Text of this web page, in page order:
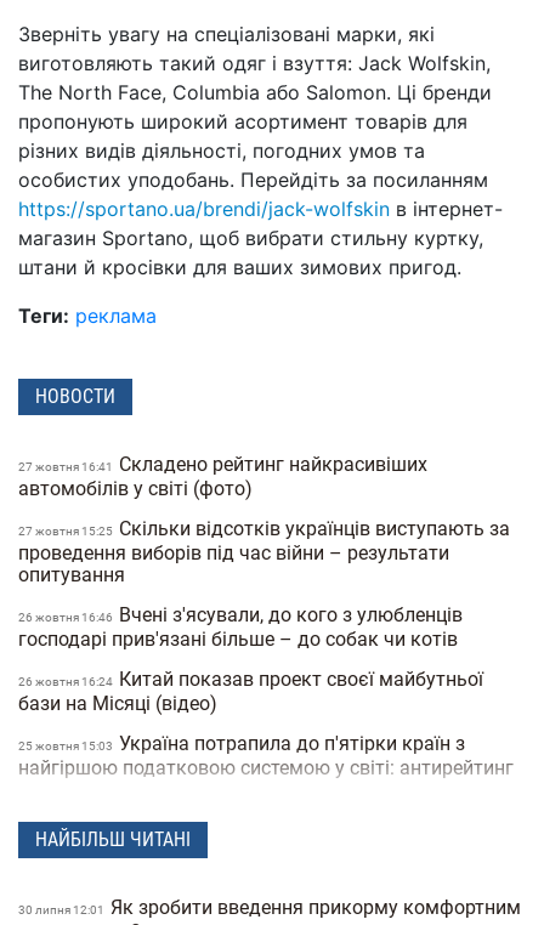
Зверніть увагу на спеціалізовані марки, які
виготовляють такий одяг і взуття: Jack Wolfskin,
The North Face, Columbia або Salomon. Ці бренди
пропонують широкий асортимент товарів для
різних видів діяльності, погодних умов та
особистих уподобань. Перейдіть за посиланням
https://sportano.ua/brendi/jack-wolfskin в інтернет-
магазин Sportano, щоб вибрати стильну куртку,
штани й кросівки для ваших зимових пригод.
Теги: реклама
НОВОСТИ
27 жовтня 16:41
Складено рейтинг найкрасивіших
автомобілів у світі (фото)
27 жовтня 15:25 Скільки відсотків українців виступають за
проведення виборів під час війни – результати
опитування
26 жовтня 16:46
Вчені з'ясували, до кого з улюбленців
господарі прив'язані більше – до собак чи котів
26 жовтня 16:24 Китай показав проект своєї майбутньої
бази на Місяці (відео)
25 жовтня 15:03 Україна потрапила до п'ятірки країн з
найгіршою податковою системою у світі: антирейтинг
у чому різниця
соцмережа тестує 15-хвилинні відео та
горизонтальний режим
НАЙБІЛЬШ ЧИТАНІ
30 липня 12:01
Як зробити введення прикорму комфортним